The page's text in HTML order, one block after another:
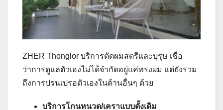
ZHER Thonglor บริการตัดผมสตรีและบุรุษ เชื่อ
ว่าการดูแลตัวเองไม่ได้จำกัดอยู่แค่ทรงผม แต่ยังรวม
ถึงการปรนเปรอตัวเองในด้านอื่นๆ ด้วย
บริการโกนหนวด/เคราแบบดั้งเดิม